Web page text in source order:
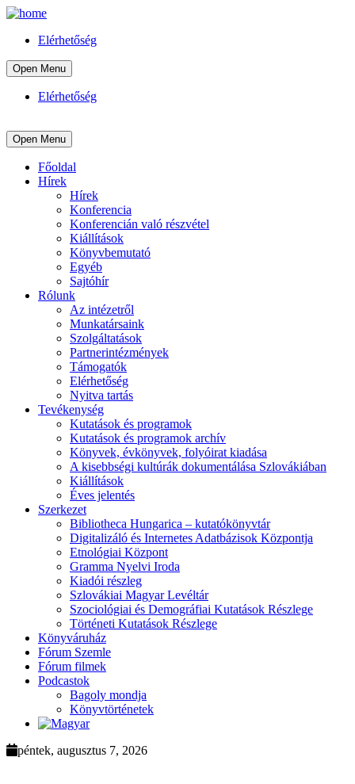
Elérhetőség
Open Menu
Elérhetőség
Open Menu
Főoldal
Hírek
Hírek
Konferencia
Konferencián való részvétel
Kiállítások
Könyvbemutató
Egyéb
Sajtóhír
Rólunk
Az intézetről
Munkatársaink
Szolgáltatások
Partnerintézmények
Támogatók
Elérhetőség
Nyitva tartás
Tevékenység
Kutatások és programok
Kutatások és programok archív
Könyvek, évkönyvek, folyóirat kiadása
A kisebbségi kultúrák dokumentálása Szlovákiában
Kiállítások
Éves jelentés
Szerkezet
Bibliotheca Hungarica – kutatókönyvtár
Digitalizáló és Internetes Adatbázisok Központja
Etnológiai Központ
Gramma Nyelvi Iroda
Kiadói részleg
Szlovákiai Magyar Levéltár
Szociológiai és Demográfiai Kutatások Részlege
Történeti Kutatások Részlege
Könyváruház
Fórum Szemle
Fórum filmek
Podcastok
Bagoly mondja
Könyvtörténetek
péntek, augusztus 7, 2026